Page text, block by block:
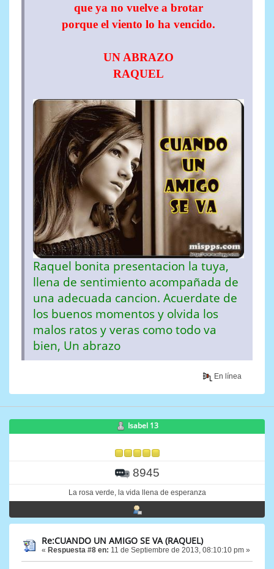
que ya no vuelve a brotar
porque el viento lo ha vencido.
UN ABRAZO
RAQUEL
Raquel bonita presentacion la tuya,
llena de sentimiento acompañada de
una adecuada cancion. Acuerdate de
los buenos momentos y olvida los
malos ratos y veras como todo va
bien, Un abrazo
En línea
Isabel 13
8945
La rosa verde, la vida llena de esperanza
Re:CUANDO UN AMIGO SE VA (RAQUEL)
« Respuesta #8 en: 11 de Septiembre de 2013, 08:10:10 pm »